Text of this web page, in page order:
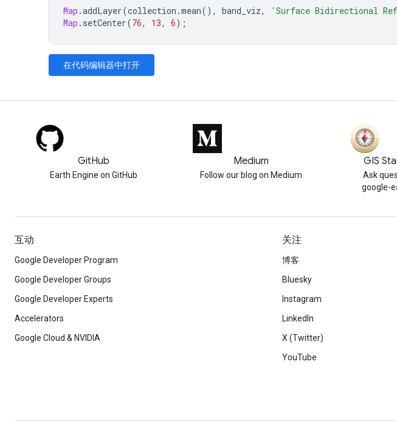
Map .addLayer(collection .mean(), band_viz, 'Surface Bidirectional
Map . setCenter(76, 13, 6);
在代码编辑器中打开
GitHub
Earth Engine on GitHub
Medium
Follow our blog on Medium
GIS
Ask
google-
互动
Google Developer Program
Google Developer Groups
Google Developer Experts
Accelerators
Google Cloud & NVIDIA
关注
博客
Bluesky
Instagram
LinkedIn
X (Twitter)
YouTube